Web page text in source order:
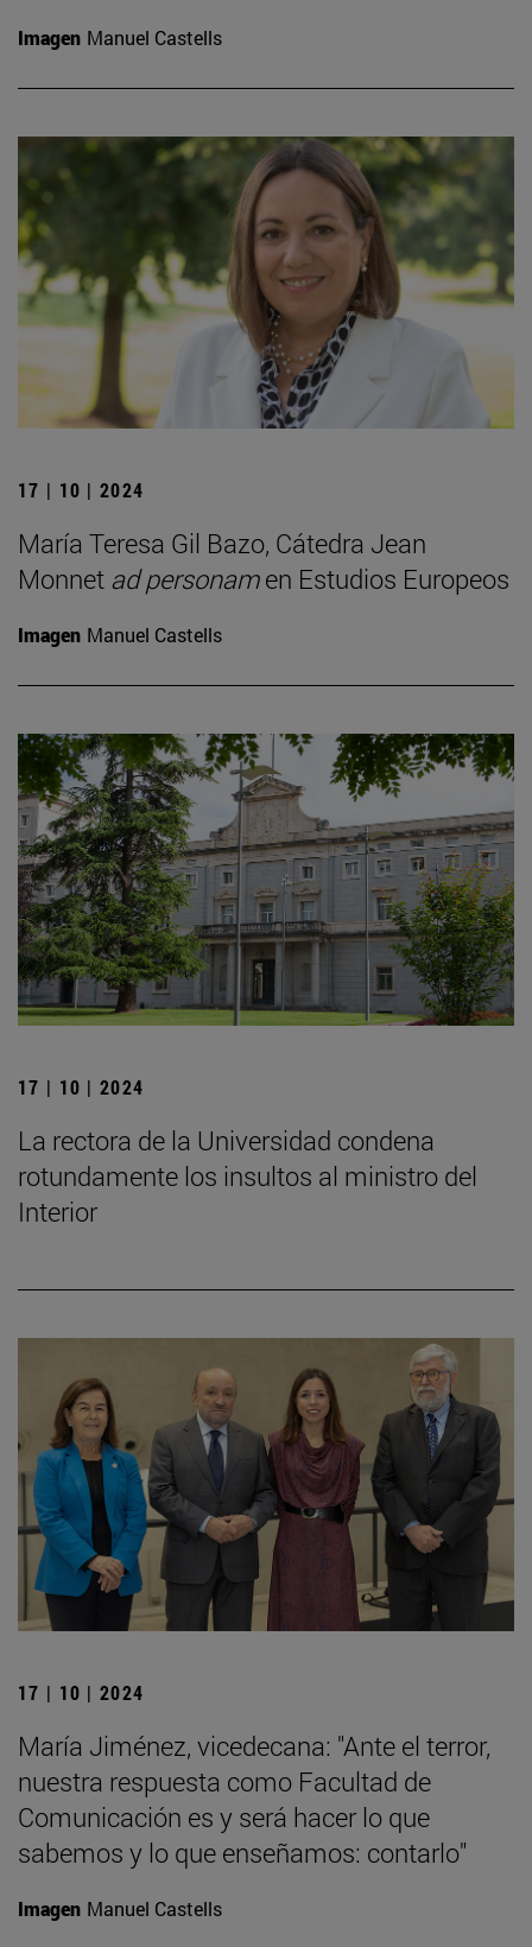
Imagen Manuel Castells
17 | 10 | 2024
María Teresa Gil Bazo, Cátedra Jean
Monnet ad personamen Estudios Europeos
Imagen Manuel Castells
17 | 10 | 2024
La rectora de la Universidad condena
rotundamente los insultos al ministro del
Interior
17 | 10 | 2024
María Jiménez, vicedecana: "Ante el terror,
nuestra respuesta como Facultad de
Comunicación es y será hacer lo que
sabemos y lo que enseñamos: contarlo"
Imagen Manuel Castells